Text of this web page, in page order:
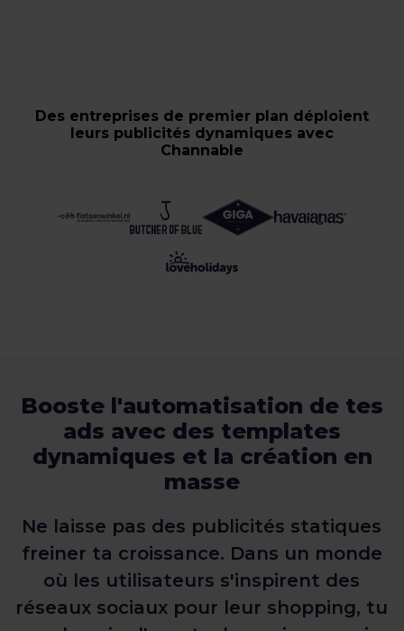
Des entreprises de premier plan déploient
leurs publicités dynamiques avec
Channable
Booste l'automatisation de tes
ads avec des templates
dynamiques et la création en
masse
Ne laisse pas des publicités statiques
freiner ta croissance. Dans un monde
où les utilisateurs s'inspirent des
réseaux sociaux pour leur shopping, tu